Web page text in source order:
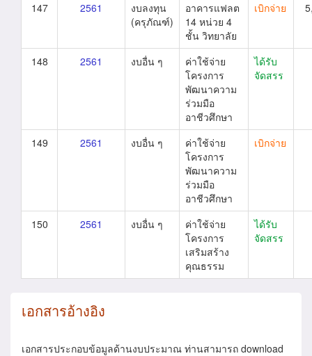
147 2561
งบลงทุน
(ครุภัณฑ์)
อาคารแฟลต
14 หน่วย 4
ชั้น วิทยาลัย
เบิกจ่าย
148 2561 งบอื่น ๆ
ค่าใช้จ่าย
โครงการ
พัฒนาความ
ร่วมมือ
อาชีวศึกษา
ได้รับ
จัดสรร
149 2561 งบอื่น ๆ
ค่าใช้จ่าย
โครงการ
พัฒนาความ
ร่วมมือ
อาชีวศึกษา
เบิกจ่าย
150 2561 งบอื่น ๆ
ค่าใช้จ่าย
โครงการ
เสริมสร้าง
คุณธรรม
ได้รับ
จัดสรร
เอกสารอ้างอิง
เอกสารประกอบข้อมูลด้านงบประมาณ ท่านสามารถ download